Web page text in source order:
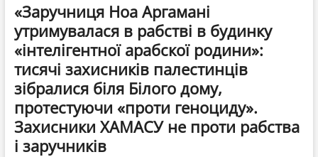
«Заручниця Ноа Аргамані
утримувалася в рабстві в будинку
«інтелігентної арабскої родини»:
тисячі захисників палестинців
зібралися біля Білого дому,
протестуючи «проти геноциду».
Захисники ХАМАСУ не проти рабства
і заручників